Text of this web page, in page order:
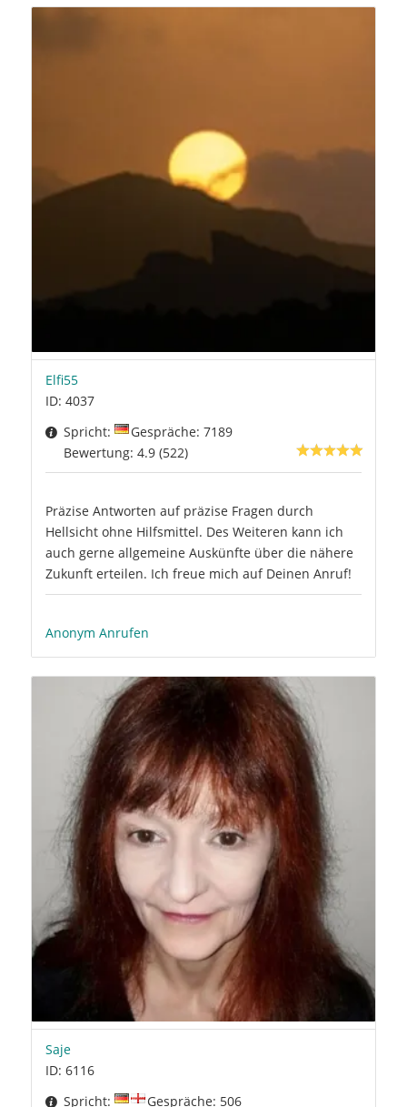
Elfi55
ID: 4037
Spricht:
Gespräche: 7189
Bewertung: 4.9 (522)
Präzise Antworten auf präzise Fragen durch
Hellsicht ohne Hilfsmittel. Des Weiteren kann ich
auch gerne allgemeine Auskünfte über die nähere
Zukunft erteilen. Ich freue mich auf Deinen Anruf!
Anonym Anrufen
Saje
ID: 6116
Spricht:
Gespräche: 506